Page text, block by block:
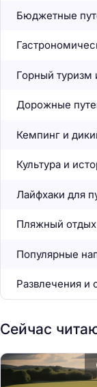
Бюджетные
Горный туризм
Дорожные
Кемпинг и
Культура и
Лайфхаки для
Пляжный отдых
Популярные
Развлечения и
Сейчас